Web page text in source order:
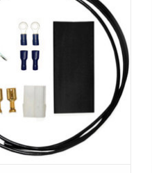
AAN WINKELWAGEN